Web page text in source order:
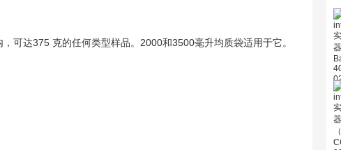
可达375 克的任何类型样品。2000和3500毫升均质袋适用于它。